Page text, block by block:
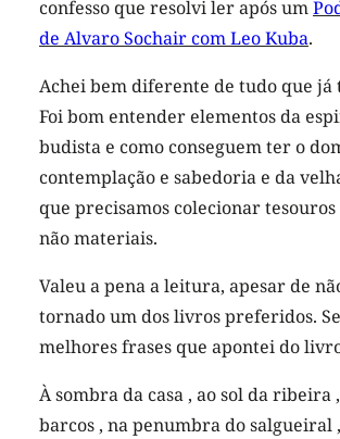
confesso que resolvi ler após um
de Alvaro Sochair com Leo Kuba.
Achei bem diferente de tudo que já
Foi bom entender elementos da
budista e como conseguem ter o
contemplação e sabedoria e da
que precisamos colecionar tesouros
não materiais.
Valeu a pena a leitura, apesar de
tornado um dos livros preferidos.
melhores frases que apontei do
À sombra da casa , ao sol da ribeira
barcos , na penumbra do salgueiral